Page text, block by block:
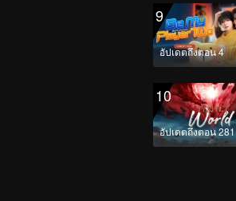
9
อัปเดตถึงตอน 4
10
อัปเดตถึงตอน 281